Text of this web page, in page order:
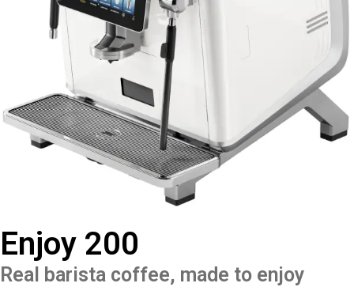
Enjoy 200
Real barista coffee, made to enjoy